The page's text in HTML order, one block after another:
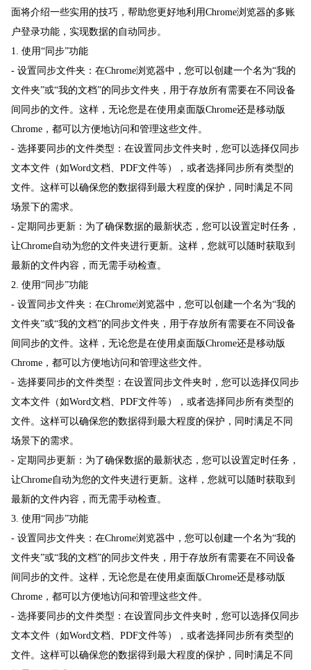
面将介绍一些实用的技巧，帮助您更好地利用Chrome浏览器的多账
户登录功能，实现数据的自动同步。
1. 使用“同步”功能
- 设置同步文件夹：在Chrome浏览器中，您可以创建一个名为“我的
文件夹”或“我的文档”的同步文件夹，用于存放所有需要在不同设备
间同步的文件。这样，无论您是在使用桌面版Chrome还是移动版
Chrome，都可以方便地访问和管理这些文件。
- 选择要同步的文件类型：在设置同步文件夹时，您可以选择仅同步
文本文件（如Word文档、PDF文件等），或者选择同步所有类型的
文件。这样可以确保您的数据得到最大程度的保护，同时满足不同
场景下的需求。
- 定期同步更新：为了确保数据的最新状态，您可以设置定时任务，
让Chrome自动为您的文件夹进行更新。这样，您就可以随时获取到
最新的文件内容，而无需手动检查。
2. 使用“同步”功能
- 设置同步文件夹：在Chrome浏览器中，您可以创建一个名为“我的
文件夹”或“我的文档”的同步文件夹，用于存放所有需要在不同设备
间同步的文件。这样，无论您是在使用桌面版Chrome还是移动版
Chrome，都可以方便地访问和管理这些文件。
- 选择要同步的文件类型：在设置同步文件夹时，您可以选择仅同步
文本文件（如Word文档、PDF文件等），或者选择同步所有类型的
文件。这样可以确保您的数据得到最大程度的保护，同时满足不同
场景下的需求。
- 定期同步更新：为了确保数据的最新状态，您可以设置定时任务，
让Chrome自动为您的文件夹进行更新。这样，您就可以随时获取到
最新的文件内容，而无需手动检查。
3. 使用“同步”功能
- 设置同步文件夹：在Chrome浏览器中，您可以创建一个名为“我的
文件夹”或“我的文档”的同步文件夹，用于存放所有需要在不同设备
间同步的文件。这样，无论您是在使用桌面版Chrome还是移动版
Chrome，都可以方便地访问和管理这些文件。
- 选择要同步的文件类型：在设置同步文件夹时，您可以选择仅同步
文本文件（如Word文档、PDF文件等），或者选择同步所有类型的
文件。这样可以确保您的数据得到最大程度的保护，同时满足不同